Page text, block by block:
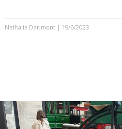
Nathalie Darimont | 19/6/2023